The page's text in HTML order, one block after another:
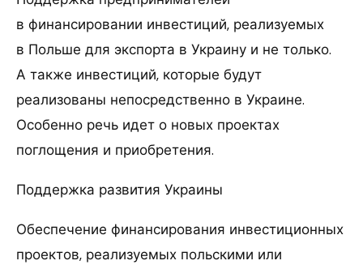
в финансировании инвестиций, реализуемых
в Польше для экспорта в Украину и не только.
А также инвестиций, которые будут
реализованы непосредственно в Украине.
Особенно речь идет о новых проектах
поглощения и приобретения.
Поддержка развития Украины
Обеспечение финансирования инвестиционных
проектов, реализуемых польскими или